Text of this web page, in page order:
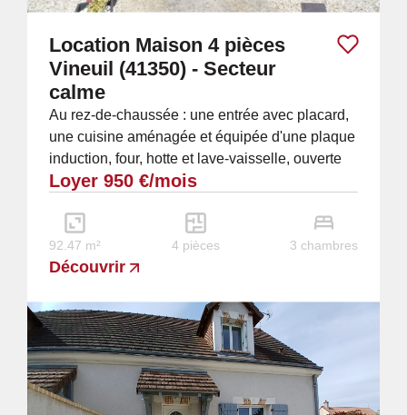
Location Maison 4 pièces
Vineuil (41350) - Secteur
calme
Au rez-de-chaussée : une entrée avec placard,
une cuisine aménagée et équipée d'une plaque
induction, four, hotte et lave-vaisselle, ouverte
sur la pièce à vivre, WC séparés. A...
Loyer 950 €/mois
92.47 m² 4 pièces 3 chambres
Découvrir